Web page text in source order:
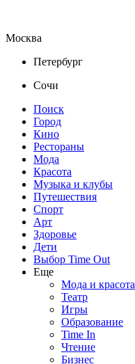
Москва
Петербург
Сочи
Поиск
Город
Кино
Рестораны
Мода
Красота
Музыка и клубы
Путешествия
Спорт
Арт
Здоровье
Дети
Выбор Time Out
Еще
Мода и красота
Театр
Игры
Образование
Time In
Чтение
Бизнес